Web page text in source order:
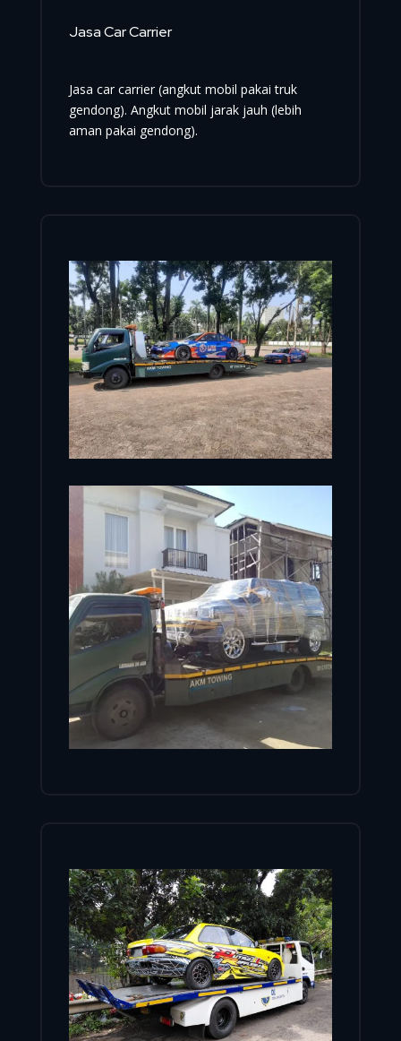
Jasa Car Carrier
Jasa car carrier (angkut mobil pakai truk
gendong). Angkut mobil jarak jauh (lebih
aman pakai gendong).